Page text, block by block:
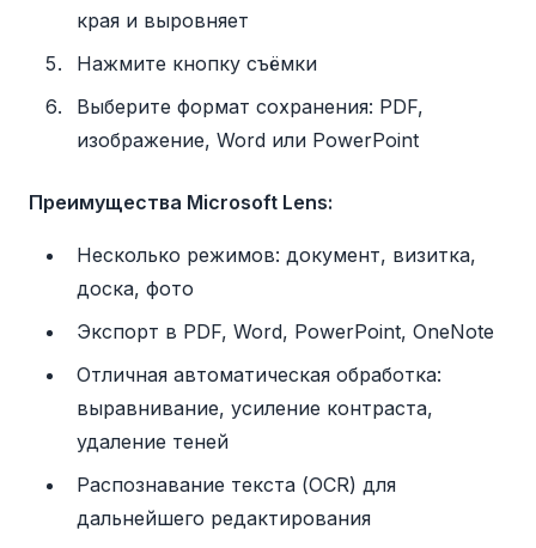
края и выровняет
Нажмите кнопку съёмки
Выберите формат сохранения: PDF,
изображение, Word или PowerPoint
Преимущества Microsoft Lens:
Несколько режимов: документ, визитка,
доска, фото
Экспорт в PDF, Word, PowerPoint, OneNote
Отличная автоматическая обработка:
выравнивание, усиление контраста,
удаление теней
Распознавание текста (OCR) для
дальнейшего редактирования